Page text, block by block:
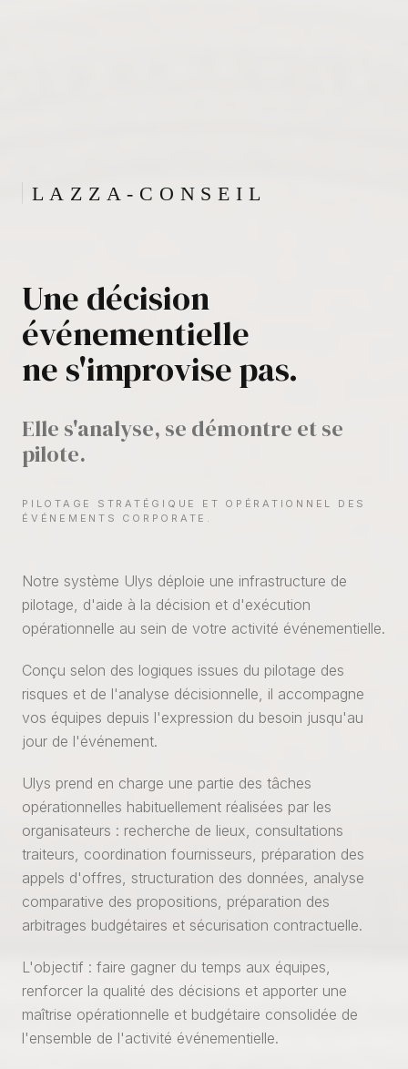
Une décision
événementielle
ne s'improvise pas.
Elle s'analyse, se démontre et se
pilote.
PILOTAGE STRATÉGIQUE ET OPÉRATIONNEL DES
ÉVÉNEMENTS CORPORATE.
Notre système Ulys déploie une infrastructure de
pilotage, d'aide à la décision et d'exécution
opérationnelle au sein de votre activité événementielle.
Conçu selon des logiques issues du pilotage des
risques et de l'analyse décisionnelle, il accompagne
vos équipes depuis l'expression du besoin jusqu'au
jour de l'événement.
Ulys prend en charge une partie des tâches
opérationnelles habituellement réalisées par les
organisateurs : recherche de lieux, consultations
traiteurs, coordination fournisseurs, préparation des
appels d'offres, structuration des données, analyse
comparative des propositions, préparation des
arbitrages budgétaires et sécurisation contractuelle.
L'objectif : faire gagner du temps aux équipes,
renforcer la qualité des décisions et apporter une
maîtrise opérationnelle et budgétaire consolidée de
l'ensemble de l'activité événementielle.